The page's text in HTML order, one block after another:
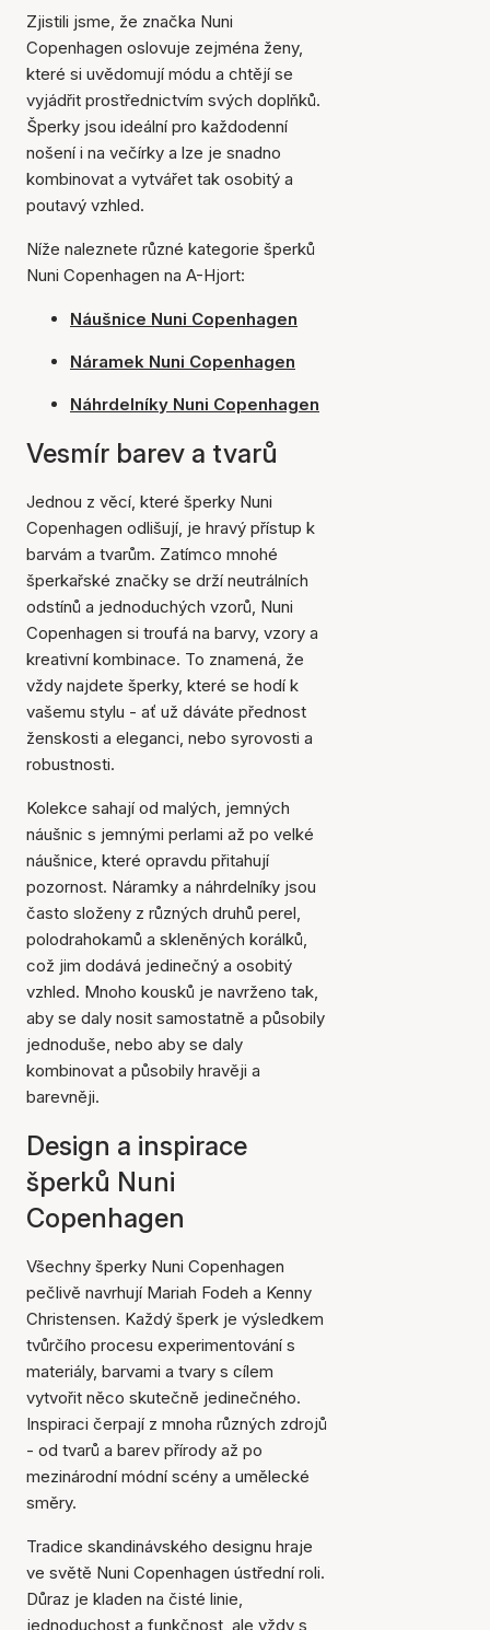
Zjistili jsme, že značka Nuni
Copenhagen oslovuje zejména ženy,
které si uvědomují módu a chtějí se
vyjádřit prostřednictvím svých doplňků.
Šperky jsou ideální pro každodenní
nošení i na večírky a lze je snadno
kombinovat a vytvářet tak osobitý a
poutavý vzhled.
Níže naleznete různé kategorie šperků
Nuni Copenhagen na A-Hjort:
Náušnice Nuni Copenhagen
Náramek Nuni Copenhagen
Náhrdelníky Nuni Copenhagen
Vesmír barev a tvarů
Jednou z věcí, které šperky Nuni
Copenhagen odlišují, je hravý přístup k
barvám a tvarům. Zatímco mnohé
šperkařské značky se drží neutrálních
odstínů a jednoduchých vzorů, Nuni
Copenhagen si troufá na barvy, vzory a
kreativní kombinace. To znamená, že
vždy najdete šperky, které se hodí k
vašemu stylu - ať už dáváte přednost
ženskosti a eleganci, nebo syrovosti a
robustnosti.
Kolekce sahají od malých, jemných
náušnic s jemnými perlami až po velké
náušnice, které opravdu přitahují
pozornost. Náramky a náhrdelníky jsou
často složeny z různých druhů perel,
polodrahokamů a skleněných korálků,
což jim dodává jedinečný a osobitý
vzhled. Mnoho kousků je navrženo tak,
aby se daly nosit samostatně a působily
jednoduše, nebo aby se daly
kombinovat a působily hravěji a
barevněji.
Design a inspirace
šperků Nuni
Copenhagen
Všechny šperky Nuni Copenhagen
pečlivě navrhují Mariah Fodeh a Kenny
Christensen. Každý šperk je výsledkem
tvůrčího procesu experimentování s
materiály, barvami a tvary s cílem
vytvořit něco skutečně jedinečného.
Inspiraci čerpají z mnoha různých zdrojů
- od tvarů a barev přírody až po
mezinárodní módní scény a umělecké
směry.
Tradice skandinávského designu hraje
ve světě Nuni Copenhagen ústřední roli.
Důraz je kladen na čisté linie,
jednoduchost a funkčnost, ale vždy s